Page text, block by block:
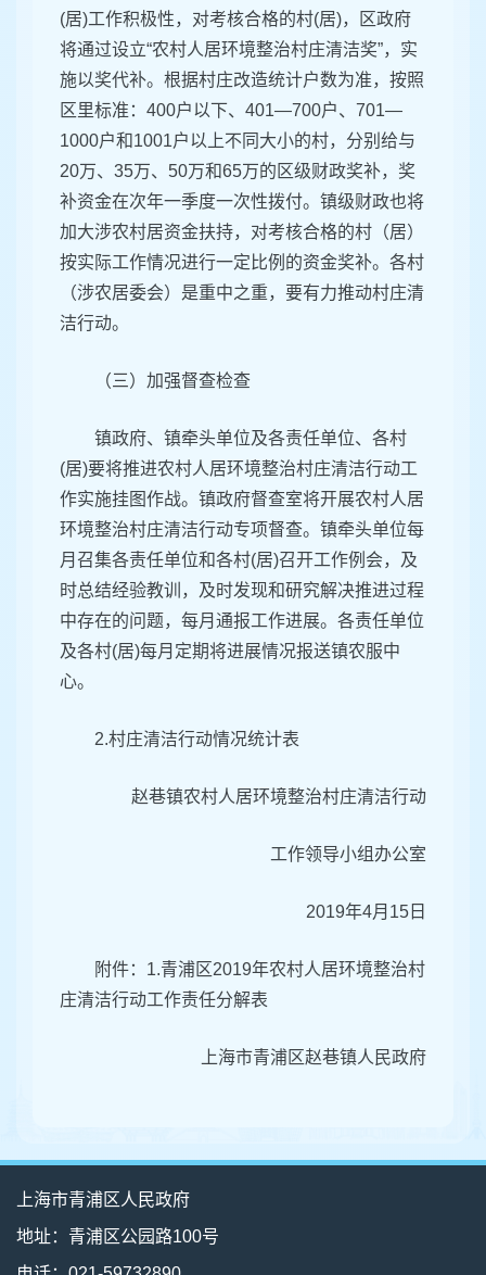
(居)工作积极性，对考核合格的村(居)，区政府
将通过设立“农村人居环境整治村庄清洁奖”，实
施以奖代补。根据村庄改造统计户数为准，按照
区里标准：400户以下、401—700户、701—
1000户和1001户以上不同大小的村，分别给与
20万、35万、50万和65万的区级财政奖补，奖
补资金在次年一季度一次性拨付。镇级财政也将
加大涉农村居资金扶持，对考核合格的村（居）
按实际工作情况进行一定比例的资金奖补。各村
（涉农居委会）是重中之重，要有力推动村庄清
洁行动。
（三）加强督查检查
镇政府、镇牵头单位及各责任单位、各村
(居)要将推进农村人居环境整治村庄清洁行动工
作实施挂图作战。镇政府督查室将开展农村人居
环境整治村庄清洁行动专项督查。镇牵头单位每
月召集各责任单位和各村(居)召开工作例会，及
时总结经验教训，及时发现和研究解决推进过程
中存在的问题，每月通报工作进展。各责任单位
及各村(居)每月定期将进展情况报送镇农服中
心。
2.村庄清洁行动情况统计表
赵巷镇农村人居环境整治村庄清洁行动
工作领导小组办公室
2019年4月15日
附件：1.青浦区2019年农村人居环境整治村
庄清洁行动工作责任分解表
上海市青浦区赵巷镇人民政府
上海市青浦区人民政府
地址：青浦区公园路100号